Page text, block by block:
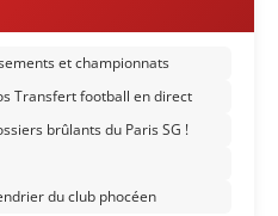
et championnats
Transfert football en direct
brûlants du Paris SG !
du club phocéen